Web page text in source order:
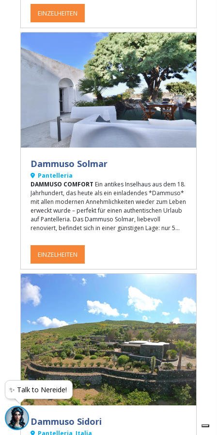
EINZELHEITEN
Dammuso Solmar
Pantelleria
DAMMUSO COMFORT Ein antikes Inselhaus aus dem 18.
Jahrhundert, das heute als ein einladendes *Dammuso*
mit allen modernen Annehmlichkeiten wieder zum Leben
erweckt wurde – perfekt für einen authentischen Urlaub
auf Pantelleria. Das Dammuso Solmar, liebevoll
renoviert, befindet sich in einer günstigen Lage: nur 5
des Ortsteils Khamma.
EINZELHEITEN
Dammuso Sidori
✨ Talk to Nereide!